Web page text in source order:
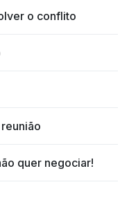
o conflito
quer negociar!